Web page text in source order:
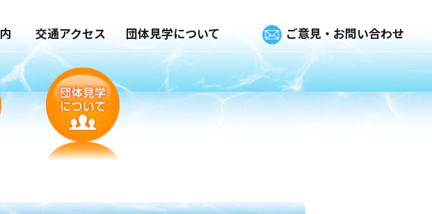
交通アクセス 団体見学について ご意見・お問い合わせ